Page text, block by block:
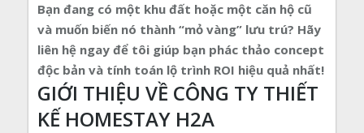
Bạn đang có một khu đất hoặc một căn hộ cũ
và muốn biến nó thành “mỏ vàng” lưu trú? Hãy
liên hệ ngay để tôi giúp bạn phác thảo concept
độc bản và tính toán lộ trình ROI hiệu quả nhất!
GIỚI THIỆU VỀ CÔNG TY THIẾT
KẾ HOMESTAY H2A